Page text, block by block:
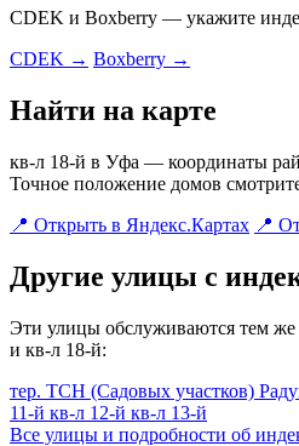
CDEK и Boxberry — укажите
CDEK → Boxberry →
Найти на карте
кв-л 18-й в Уфа — координаты
Точное положение домов
📍 Открыть в Яндекс.Картах 📍
Другие улицы с
Эти улицы обслуживаются тем
и кв-л 18-й:
тер. ТСН (Садовых участков)
11-й кв-л 12-й кв-л 13-й
Все улицы и подробности об